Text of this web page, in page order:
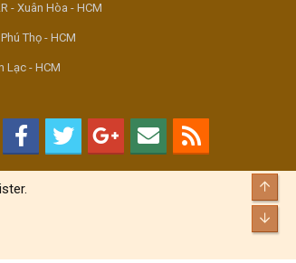
- Xuân Hòa - HCM
Thọ - HCM
Lạc - HCM
Top